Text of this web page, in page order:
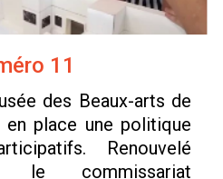
11
des Beaux-arts de
place une politique
Renouvelé
le commissariat